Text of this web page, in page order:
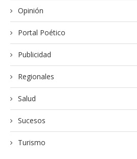
Opinión
Portal Poético
Publicidad
Regionales
Salud
Sucesos
Turismo